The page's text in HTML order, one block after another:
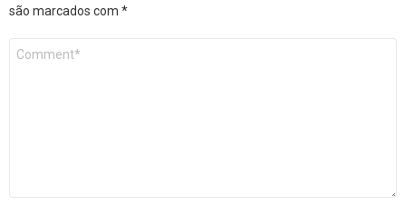
são marcados com *
Comentário